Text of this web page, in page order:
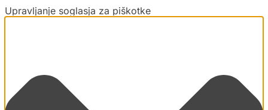
Upravljanje soglasja za piškotke